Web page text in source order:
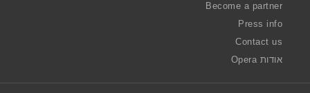
Become a partner
Press info
Contact us
אודות Opera